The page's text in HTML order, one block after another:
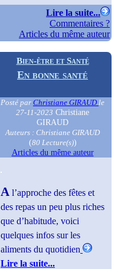
Lire la suite...
Commentaires ?
Articles du même auteur
Bien-être et Santé
En bonne santé
Posté par Christiane GIRAUD le
27-11-2023 Christiane
GIRAUD
Auteurs : Christiane GIRAUD
(80 Lecture(s))
Articles du même auteur
A l’approche des fêtes et
des repas un peu plus riches
que d’habitude, voici
quelques infos sur les
aliments du quotidien
Lire la suite...